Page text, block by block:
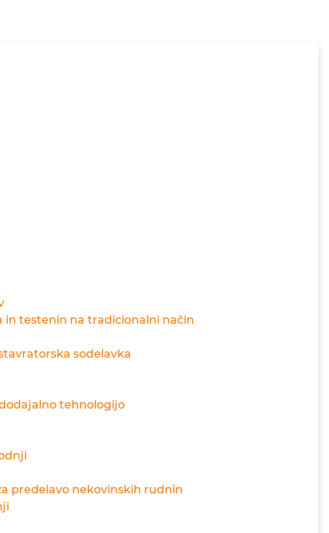
in testenin na tradicionalni način
sodelavka
tehnologijo
predelavo nekovinskih rudnin